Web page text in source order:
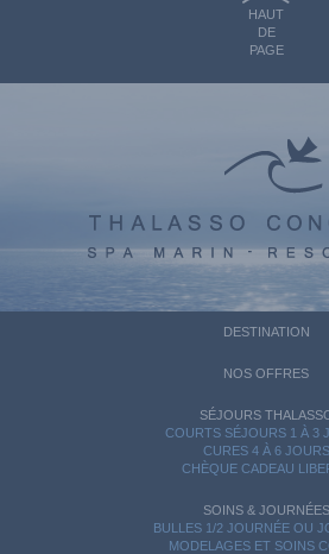
HAUT
DE
PAGE
DESTINATION
NOS OFFRES
SÉJOURS
COURTS SÉJOURS 1 À 3
CURES 4 À 6 JOURS
CHÈQUE CADEAU
SOINS & JOURNÉES
BULLES 1/2 JOURNÉE OU
MODELAGES ET SOINS